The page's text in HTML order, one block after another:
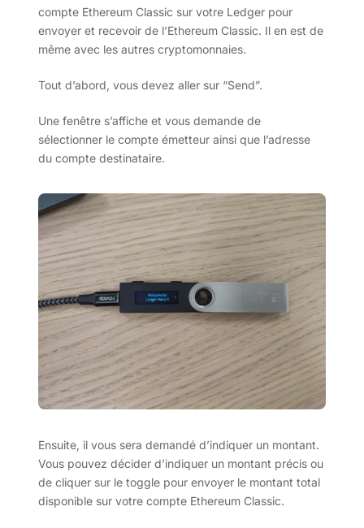
compte Ethereum Classic sur votre Ledger pour
envoyer et recevoir de l’Ethereum Classic. Il en est de
même avec les autres cryptomonnaies.
Tout d’abord, vous devez aller sur “Send”.
Une fenêtre s’affiche et vous demande de
sélectionner le compte émetteur ainsi que l’adresse
du compte destinataire.
Ensuite, il vous sera demandé d’indiquer un montant.
Vous pouvez décider d’indiquer un montant précis ou
de cliquer sur le toggle pour envoyer le montant total
disponible sur votre compte Ethereum Classic.